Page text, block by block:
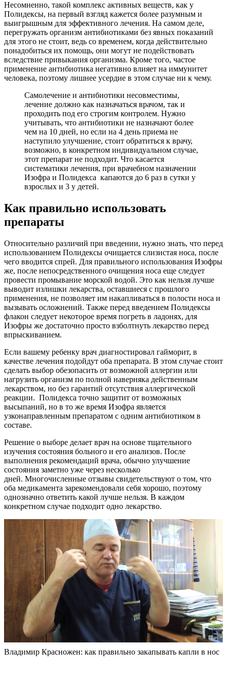
Несомненно, такой комплекс активных веществ, как у
Полидексы, на первый взгляд кажется более разумным и
выигрышным для эффективного лечения. На самом деле,
перегружать организм антибиотиками без явных показаний
для этого не стоит, ведь со временем, когда действительно
понадобиться их помощь, они могут не подействовать
вследствие привыкания организма. Кроме того, частое
применение антибиотика негативно влияет на иммунитет
человека, поэтому лишнее усердие в этом случае ни к чему.
Самолечение и антибиотики несовместимы,
лечение должно как назначаться врачом, так и
проходить под его строгим контролем. Нужно
учитывать, что антибиотики не назначают более
чем на 10 дней, но если на 4 день приема не
наступило улучшение, стоит обратиться к врачу,
возможно, в конкретном индивидуальном случае,
этот препарат не подходит. Что касается
систематики лечения, при врачебном назначении
Изофра и Полидекса капаются до 6 раз в сутки у
взрослых и 3 у детей.
Как правильно использовать
препараты
Относительно различий при введении, нужно знать, что перед
использованием Полидексы очищается слизистая носа, после
чего вводится спрей. Для правильного использования Изофры
же, после непосредственного очищения носа еще следует
провести промывание морской водой. Это как нельзя лучше
выводит излишки лекарства, оставшиеся с прошлого
применения, не позволяет им накапливаться в полости носа и
вызывать осложнений. Также перед введением Полидексы
флакон следует некоторое время погреть в ладонях, для
Изофры же достаточно просто взболтнуть лекарство перед
впрыскиванием.
Если вашему ребенку врач диагностировал гайморит, в
качестве лечения подойдут оба препарата. В этом случае стоит
сделать выбор обезопасить от возможной аллергии или
нагрузить организм по полной наверняка действенным
лекарством, но без гарантий отсутствия аллергической
реакции. Полидекса точно защитит от возможных
высыпаний, но в то же время Изофра является
узконаправленным препаратом с одним антибиотиком в
составе.
Решение о выборе делает врач на основе тщательного
изучения состояния больного и его анализов. После
выполнения рекомендаций врача, обычно улучшение
состояния заметно уже через несколько
дней. Многочисленные отзывы свидетельствуют о том, что
оба медикамента зарекомендовали себя хорошо, поэтому
однозначно ответить какой лучше нельзя. В каждом
конкретном случае подходит одно лекарство.
Владимир Красножен: как правильно закапывать капли в нос